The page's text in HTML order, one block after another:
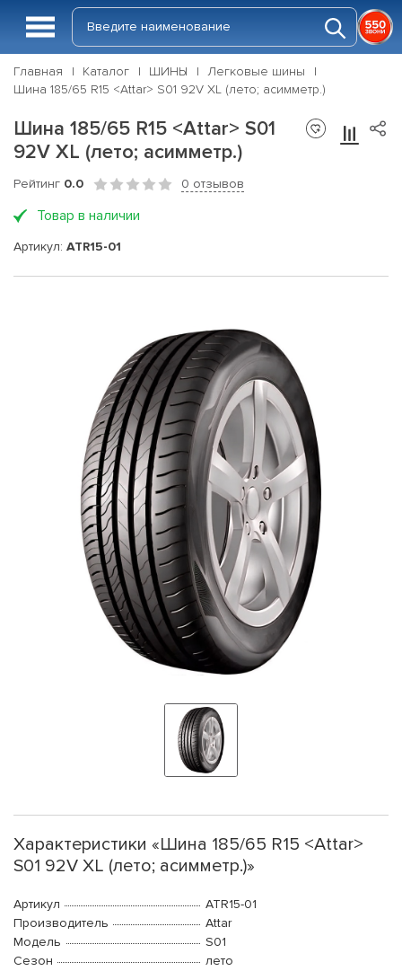
Главная Каталог ШИНЫ
Легковые шины
Шина 185/65 R15 <Attar> S01 92V XL (лето; асимметр.)
Шина 185/65 R15 <Attar> S01
92V XL (лето; асимметр.)
Рейтинг 0.0 0 отзывов
Товар в наличии
Артикул: ATR15-01
Характеристики «Шина 185/65 R15 <Attar>
S01 92V XL (лето; асимметр.)»
Артикул
ATR15-01
Производитель
Attar
Модель
S01
Сезон
лето